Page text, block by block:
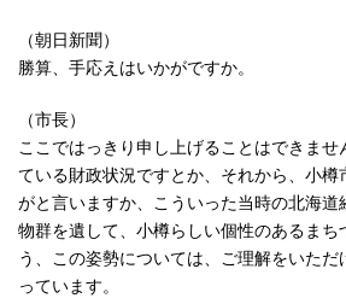
（朝日新聞）
勝算、手応えはいかがですか。
（市長）
ここではっきり申し上げることはできま
ている財政状況ですとか、それから、小
がと言いますか、こういった当時の北海
物群を遺して、小樽らしい個性のあるま
う、この姿勢については、ご理解をいた
っています。